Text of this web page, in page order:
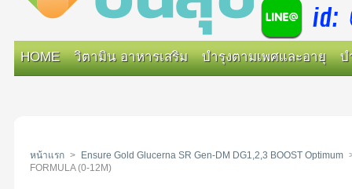
HOME วิตามิน อาหารเสริม บำรุงตามเพศและอายุ บ
หน้าแรก > Ensure Gold Glucerna SR Gen-DM DG1,2,3 BOOST Optimum
FORMULA (0-12M)